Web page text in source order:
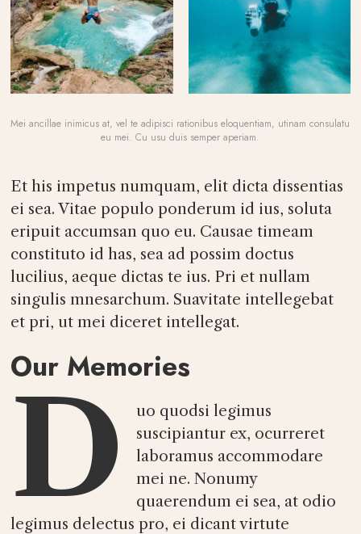
Mei ancillae inimicus at, vel te adipisci rationibus eloquentiam, utinam consulatu
eu mei. Cu usu duis semper aperiam.
Et his impetus numquam, elit dicta dissentias
ei sea. Vitae populo ponderum id ius, soluta
eripuit accumsan quo eu. Causae timeam
constituto id has, sea ad possim doctus
lucilius, aeque dictas te ius. Pri et nullam
singulis mnesarchum. Suavitate intellegebat
et pri, ut mei diceret intellegat.
Our Memories
D
uo quodsi legimus
suscipiantur ex, ocurreret
laboramus accommodare
mei ne. Nonumy
quaerendum ei sea, at odio
legimus delectus pro, ei dicant virtute